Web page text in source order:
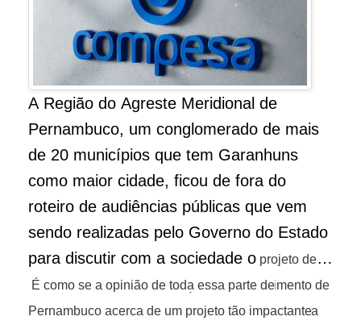
A Região do Agreste Meridional de
Pernambuco, um conglomerado de mais
de 20 municípios que tem Garanhuns
como maior cidade, ficou de fora do
roteiro de audiências públicas que vem
sendo realizadas pelo Governo do Estado
para discutir com a sociedade o projeto de
concessão parcial dos serviços de abastecimento de
água e coleta e tratamento de esgoto no Estado da
É como se a opinião de toda essa parte de
Pernambuco acerca de um projeto tão impactante